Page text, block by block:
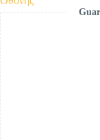
Glass
Screen
Protector
για
Garmin
Alpha
300
&
Alpha
200
ποσότητα